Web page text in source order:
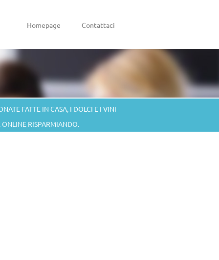
Homepage Contattaci
FATTE IN CASA, I DOLCI E I VINI
ONLINE RISPARMIANDO.